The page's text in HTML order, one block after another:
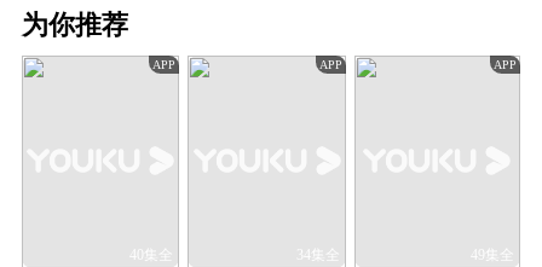
为你推荐
APP
40集全
APP
34集全
APP
49集全